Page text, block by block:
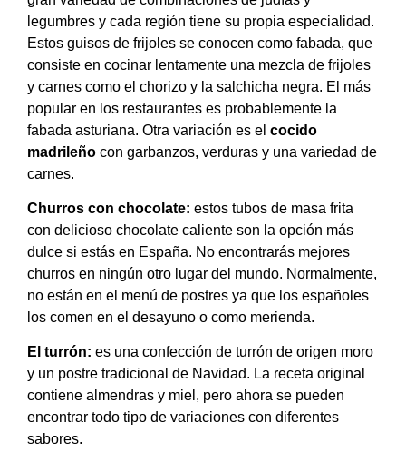
legumbres y cada región tiene su propia especialidad.
Estos guisos de frijoles se conocen como fabada, que
consiste en cocinar lentamente una mezcla de frijoles
y carnes como el chorizo y la salchicha negra. El más
popular en los restaurantes es probablemente la
fabada asturiana. Otra variación es el cocido
madrileño con garbanzos, verduras y una variedad de
carnes.
Churros con chocolate: estos tubos de masa frita
con delicioso chocolate caliente son la opción más
dulce si estás en España. No encontrarás mejores
churros en ningún otro lugar del mundo. Normalmente,
no están en el menú de postres ya que los españoles
los comen en el desayuno o como merienda.
El turrón: es una confección de turrón de origen moro
y un postre tradicional de Navidad. La receta original
contiene almendras y miel, pero ahora se pueden
encontrar todo tipo de variaciones con diferentes
sabores.